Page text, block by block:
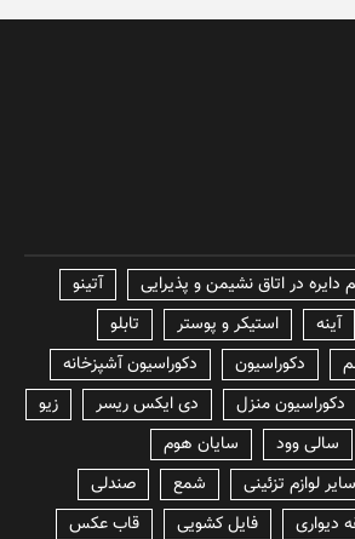
آتینو
آینه استیکر و پوستر
تابلو
دکوراسیون
دکوراسیون آشپزخانه
دکوراسیون منزل دی ایکس ریسر
زیو
سالی وود
سایان هوم
سایر لوازم تزئینی شمع
صندلی
دیواری فایل کشویی
قاب عکس